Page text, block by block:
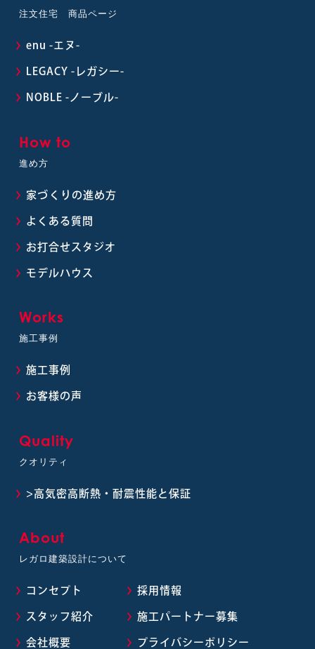
注文住宅 商品ページ
enu -エヌ-
LEGACY -レガシー-
NOBLE -ノーブル-
How to
進め方
家づくりの進め方
よくある質問
お打合せスタジオ
モデルハウス
Works
施工事例
施工事例
お客様の声
Quality
クオリティ
>高気密高断熱・耐震性能と保証
About
レガロ建築設計について
コンセプト 採用情報
スタッフ紹介 施工パートナー募集
会社概要 プライバシーポリシー